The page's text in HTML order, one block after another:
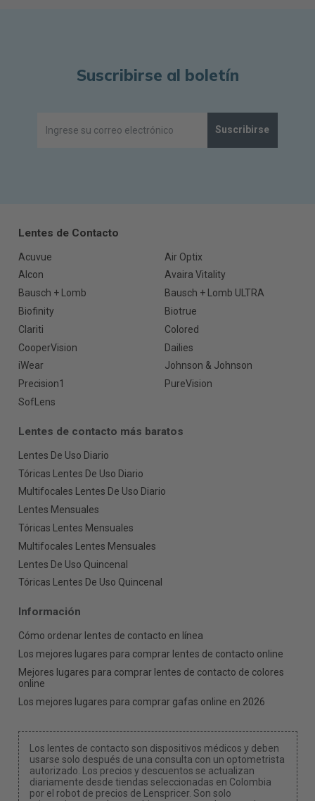
Suscribirse al boletín
Suscribirse
Lentes de Contacto
Acuvue
Air Optix
Alcon
Avaira Vitality
Bausch + Lomb
Bausch + Lomb ULTRA
Biofinity
Biotrue
Clariti
Colored
CooperVision
Dailies
iWear
Johnson & Johnson
Precision1
PureVision
SofLens
Lentes de contacto más baratos
Lentes De Uso Diario
Tóricas Lentes De Uso Diario
Multifocales Lentes De Uso Diario
Lentes Mensuales
Tóricas Lentes Mensuales
Multifocales Lentes Mensuales
Lentes De Uso Quincenal
Tóricas Lentes De Uso Quincenal
Información
Cómo ordenar lentes de contacto en línea
Los mejores lugares para comprar lentes de contacto online
Mejores lugares para comprar lentes de contacto de colores
online
Los mejores lugares para comprar gafas online en 2026
Los lentes de contacto son dispositivos médicos y deben
usarse solo después de una consulta con un optometrista
autorizado. Los precios y descuentos se actualizan
diariamente desde tiendas seleccionadas en Colombia
por el robot de precios de Lenspricer. Son solo